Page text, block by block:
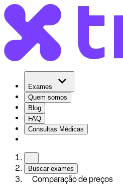
Exames
Quem somos
Blog
FAQ
Consultas Médicas
Buscar exames
Comparação de preços